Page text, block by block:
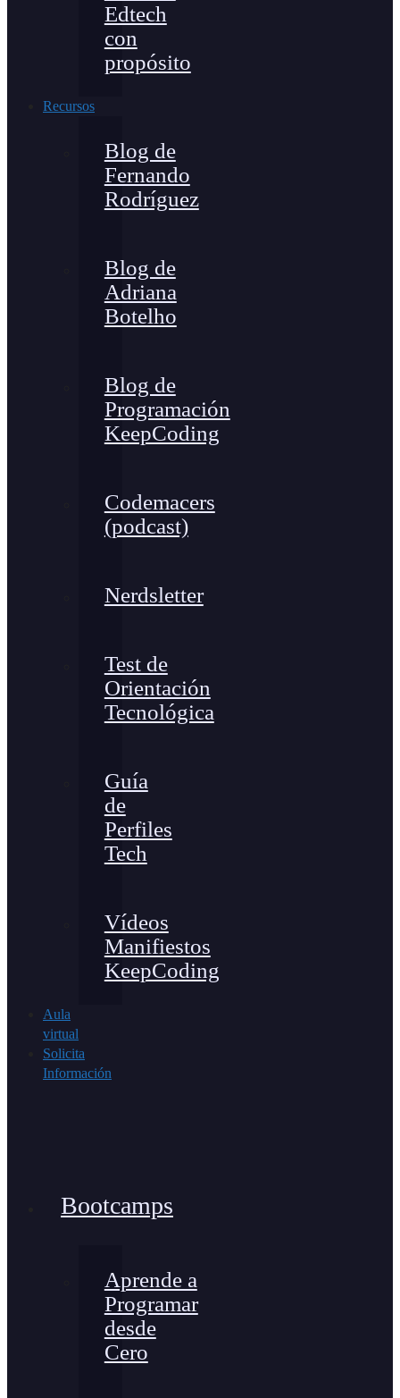
Edtech
con
propósito
Recursos
Blog de
Fernando
Rodríguez
Blog de
Adriana
Botelho
Blog de
Programación
KeepCoding
Codemacers
(podcast)
Nerdsletter
Test de
Orientación
Tecnológica
Guía
de
Perfiles
Tech
Vídeos
Manifiestos
KeepCoding
Aula
virtual
Solicita
Información
Bootcamps
Aprende a
Programar
desde
Cero